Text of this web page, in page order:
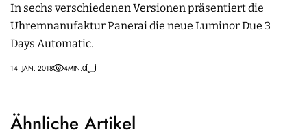
In sechs verschiedenen Versionen präsentiert die
Uhremnanufaktur Panerai die neue Luminor Due 3
Days Automatic.
14. JAN. 2018 4MIN.0
Ähnliche Artikel